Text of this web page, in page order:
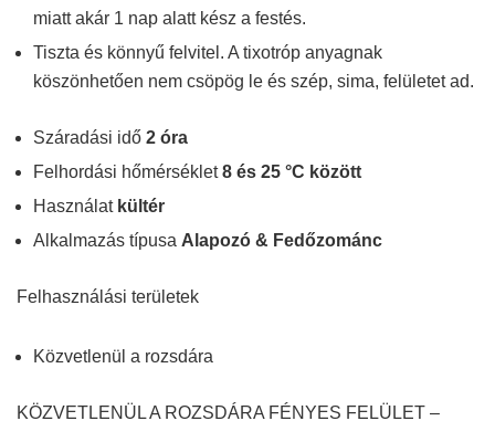
miatt akár 1 nap alatt kész a festés.
Tiszta és könnyű felvitel. A tixotróp anyagnak
köszönhetően nem csöpög le és szép, sima, felületet ad.
Száradási idő 2 óra
Felhordási hőmérséklet8 és 25 °C között
Használat kültér
Alkalmazás típusa Alapozó & Fedőzománc
Felhasználási területek
Közvetlenül a rozsdára
KÖZVETLENÜL A ROZSDÁRA FÉNYES FELÜLET –